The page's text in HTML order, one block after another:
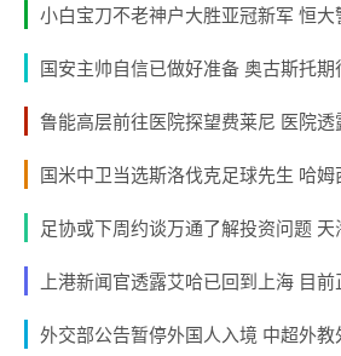
小白宝刀不老神户大胜亚冠新军 恒大
国安主帅自信已做好准备 奥古斯托
鲁能高层前往医院探望费莱尼 医院透
国米中卫当选斯洛伐克足球先生 哈
足协或下周约谈万通了解投资问题 天
上港新闻官透露艾哈已回到上海 目
外交部公告暂停外国人入境 中超外教